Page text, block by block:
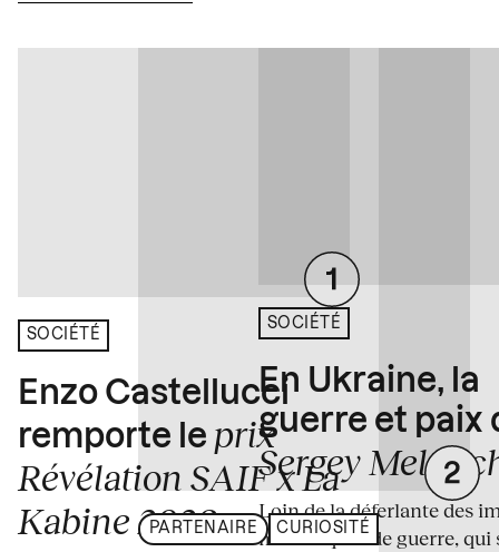
SOCIÉTÉ
Enzo Castellucci
remporte le prix
Révélation SAIF x La
Kabine 2026
PARTENAIRE CURIOSITÉ
SOCIÉTÉ
En Ukraine, la
guerre et paix
Sergey
Loin de la déferlante des
médiatiques de guerre, qui